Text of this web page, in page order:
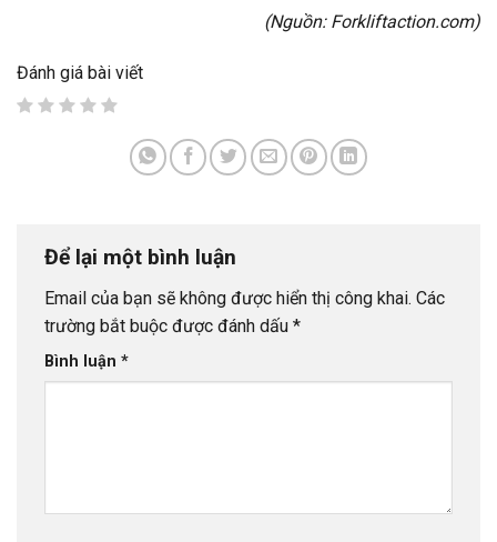
(Nguồn: Forkliftaction.com)
Đánh giá bài viết
Để lại một bình luận
Email của bạn sẽ không được hiển thị công khai. Các
trường bắt buộc được đánh dấu *
Bình luận *